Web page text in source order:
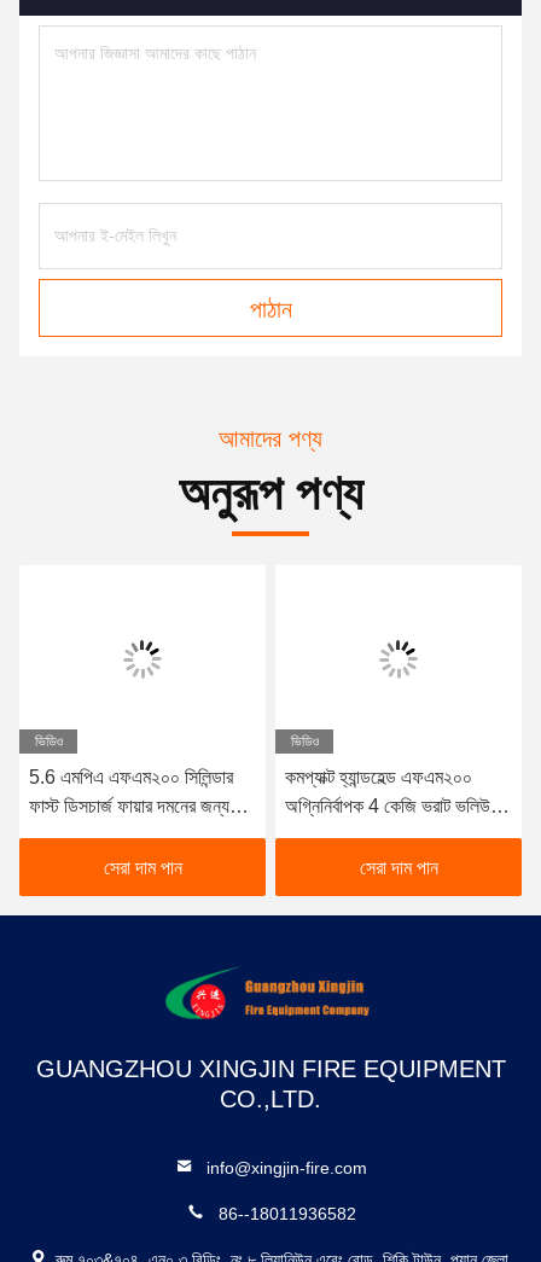
পাঠান
আমাদের পণ্য
অনুরূপ পণ্য
ভিডিও
5.6 এমপিএ এফএম২০০ সিলিন্ডার
ফাস্ট ডিসচার্জ ফায়ার দমনের জন্য
সিউমলেস স্টিল কনস্ট্রাকশন সহ
সেরা দাম পান
ভিডিও
কমপ্যাক্ট হ্যান্ডহেল্ড এফএম২০০
অগ্নিনির্বাপক 4 কেজি ভরাট ভলিউম
এবং ≤10s দ্রুত পরিষ্কার এজেন্ট
আগুন দমনের জন্য স্রাব সময় সহ
সেরা দাম পান
GUANGZHOU XINGJIN FIRE EQUIPMENT
CO.,LTD.
info@xingjin-fire.com
86--18011936582